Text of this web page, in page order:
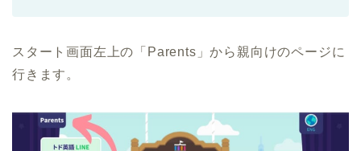
スタート画面左上の「Parents」から親向けのページに
行きます。